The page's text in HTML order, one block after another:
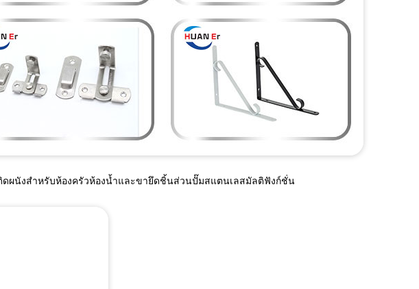
ดผนังสำหรับห้องครัวห้องน้ำและขายึดชิ้นส่วนปั๊มสแตนเลสมัลติฟังก์ชั่น